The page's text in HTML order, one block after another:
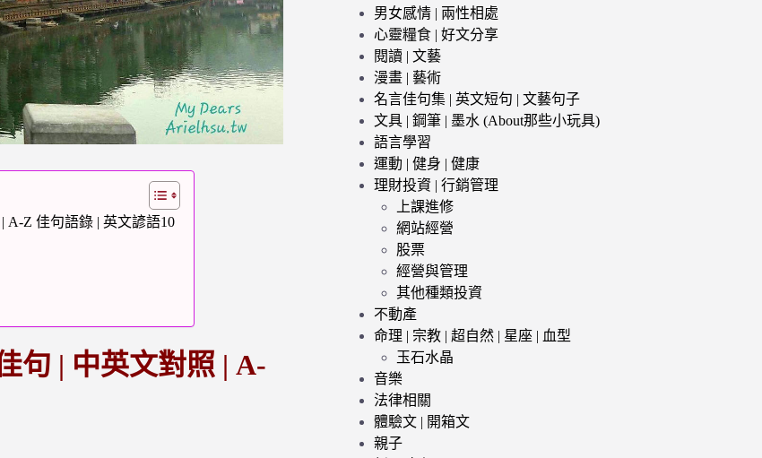
A-Z 佳句語錄 | 英文諺語10
句 | 中英文對照 | A-
男女感情 | 兩性相處
心靈糧食 | 好文分享
閱讀 | 文藝
漫畫 | 藝術
名言佳句集 | 英文短句 | 文藝句子
文具 | 鋼筆 | 墨水 (About那些小玩具)
語言學習
運動 | 健身 | 健康
理財投資 | 行銷管理
上課進修
網站經營
股票
經營與管理
其他種類投資
不動產
命理 | 宗教 | 超自然 | 星座 | 血型
玉石水晶
音樂
法律相關
體驗文 | 開箱文
親子